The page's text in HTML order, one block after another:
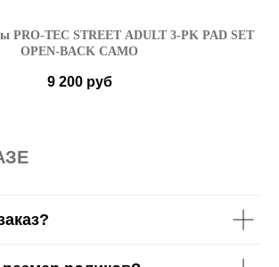
PRO-TEC STREET ADULT 3-PK PAD SET
OPEN-BACK CAMO
9 200 руб